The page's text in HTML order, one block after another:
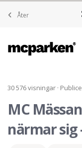
Åter
30 576 visningar ·
MC
närmar sig